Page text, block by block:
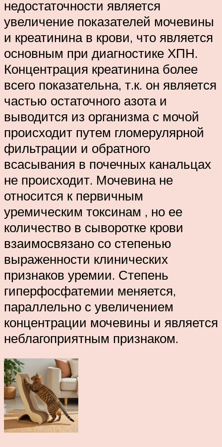
недостаточности является
увеличение показателей мочевины
и креатинина в крови, что является
основным при диагностике ХПН.
Концентрация креатинина более
всего показательна, т.к. он является
частью остаточного азота и
выводится из организма с мочой
происходит путем гломерулярной
фильтрации и обратного
всасывания в почечных канальцах
не происходит. Мочевина не
относится к первичным
уремическим токсинам , но ее
количество в сыворотке крови
взаимосвязано со степенью
выраженности клинических
признаков уремии. Степень
гиперфосфатемии меняется,
параллельно с увеличением
концентрации мочевины и является
неблагоприятным признаком.